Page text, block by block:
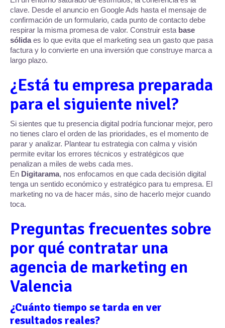
clave. Desde el anuncio en Google Ads hasta el mensaje de
confirmación de un formulario, cada punto de contacto debe
respirar la misma promesa de valor. Construir esta base
sólidaes lo que evita que el marketing sea un gasto que pasa
factura y lo convierte en una inversión que construye marca a
largo plazo.
¿Está tu empresa preparada
para el siguiente nivel?
Si sientes que tu presencia digital podría funcionar mejor, pero
no tienes claro el orden de las prioridades, es el momento de
parar y analizar. Plantear tu estrategia con calma y visión
permite evitar los errores técnicos y estratégicos que
penalizan a miles de webs cada mes.
En Digitarama, nos enfocamos en que cada decisión digital
tenga un sentido económico y estratégico para tu empresa. El
marketing no va de hacer más, sino de hacerlo mejor cuando
toca.
Preguntas frecuentes sobre
por qué contratar una
agencia de marketing en
Valencia
¿Cuánto tiempo se tarda en ver
resultados reales?